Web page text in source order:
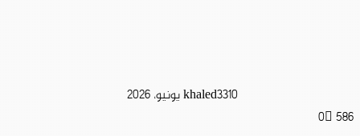
khaled3310 يونيو، 2026
0 586